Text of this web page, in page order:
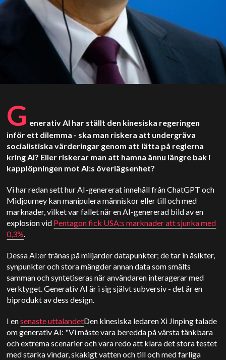
G enerativ AI har ställt den kinesiska regeringen
inför ett dilemma - ska man riskera att undergräva
socialistiska värderingar genom att lätta på reglerna
kring AI? Eller riskerar man att hamna ännu längre bak i
kapplöpningen mot AI:s överlägsenhet?
Vi har redan sett hur AI-genererat innehåll från ChatGPT och
Midjourney kan manipulera människor eller till och med
marknader, vilket var fallet när en AI-genererad bild av en
explosion vid Pentagon fick USA:s marknader att sjunka med
0,3%.
Dessa AI:er tränas på miljarder datapunkter; de tar in åsikter,
synpunkter och stora mängder annan data som smälts
samman och syntetiseras när användaren interagerar med
verktyget. Generativ AI är i sig självt subversiv - det är en
biprodukt av dess design.
I ensenaste uttalandetDen kinesiska ledaren Xi Jinping talade
om generativ AI: "Vi måste vara beredda på värsta tänkbara
och extrema scenarier och vara redo att klara det stora testet
med starka vindar, skakigt vatten och till och med farliga